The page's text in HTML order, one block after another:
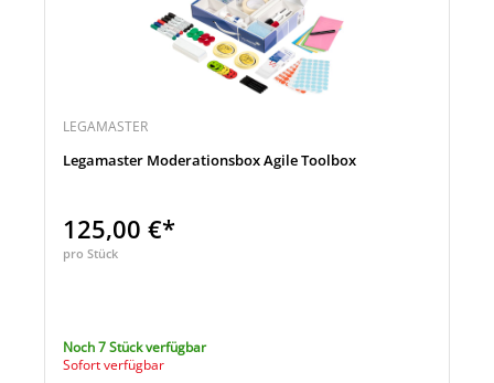
LEGAMASTER
Legamaster Moderationsbox Agile Toolbox
125,00 €*
pro Stück
Noch 7 Stück verfügbar
Sofort verfügbar